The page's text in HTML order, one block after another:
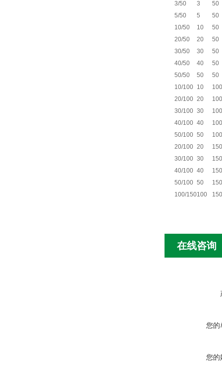
3/50
3
50
5/50
5
50
10/50
10
50
20/50
20
50
30/50
30
50
40/50
40
50
50/50
50
50
10/100
10
100
20/100 20
100
30/100 30
100
40/100 40
100
50/100 50
100
20/100 20
150
30/100 30
150
40/100 40
150
50/100 50
150
100/150100 150
在线咨询
您的
您的